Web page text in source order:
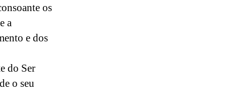
os
a
e dos
do Ser
o seu